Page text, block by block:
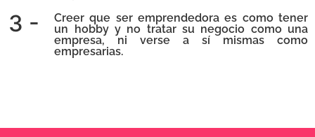
3 -
Creer que ser emprendedora es como tener
un hobby y no tratar su negocio como una
empresa, ni verse a sí mismas como
empresarias.